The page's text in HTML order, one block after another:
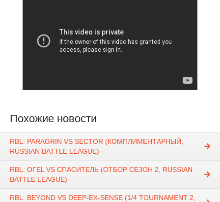
Похожие новости
RBL: PARAGRIN VS SECTOR (КОМПЛИМЕНТАРНЫЙ,
RUSSIAN BATTLE LEAGUE)
RBL: ОГЕL VS СПАСИТЕЛЬ (ОТБОР СЕЗОН 2, RUSSIAN
BATTLE LEAGUE)
RBL: BEYOND VS DEEP-EX-SENSE (1/4 TOURNAMENT 2,